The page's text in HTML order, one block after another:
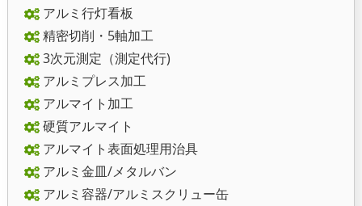
アルミ行灯看板
精密切削・5軸加工
3次元測定（測定代行)
アルミプレス加工
アルマイト加工
硬質アルマイト
アルマイト表面処理用治具
アルミ金皿/メタルバン
アルミ容器/アルミスクリュー缶